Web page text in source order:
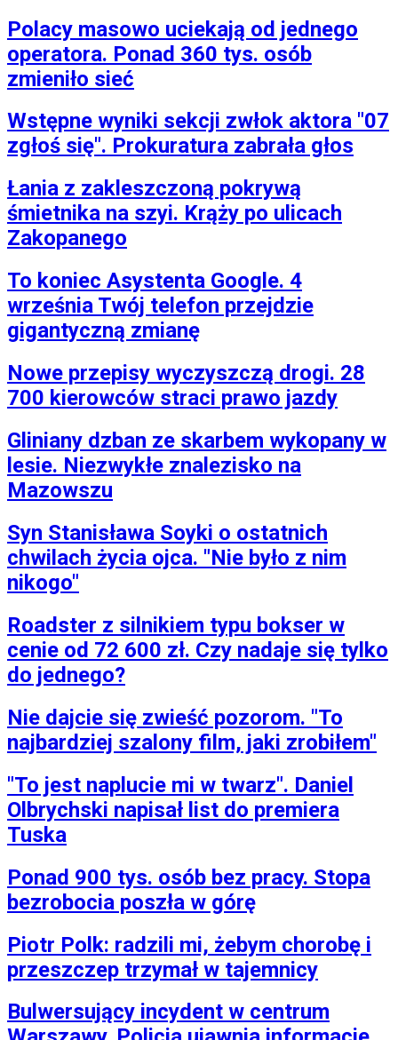
Polacy masowo uciekają od jednego
operatora. Ponad 360 tys. osób
zmieniło sieć
Wstępne wyniki sekcji zwłok aktora "07
zgłoś się". Prokuratura zabrała głos
Łania z zakleszczoną pokrywą
śmietnika na szyi. Krąży po ulicach
Zakopanego
To koniec Asystenta Google. 4
września Twój telefon przejdzie
gigantyczną zmianę
Nowe przepisy wyczyszczą drogi. 28
700 kierowców straci prawo jazdy
Gliniany dzban ze skarbem wykopany w
lesie. Niezwykłe znalezisko na
Mazowszu
Syn Stanisława Soyki o ostatnich
chwilach życia ojca. "Nie było z nim
nikogo"
Roadster z silnikiem typu bokser w
cenie od 72 600 zł. Czy nadaje się tylko
do jednego?
Nie dajcie się zwieść pozorom. "To
najbardziej szalony film, jaki zrobiłem"
"To jest naplucie mi w twarz". Daniel
Olbrychski napisał list do premiera
Tuska
Ponad 900 tys. osób bez pracy. Stopa
bezrobocia poszła w górę
Piotr Polk: radzili mi, żebym chorobę i
przeszczep trzymał w tajemnicy
Bulwersujący incydent w centrum